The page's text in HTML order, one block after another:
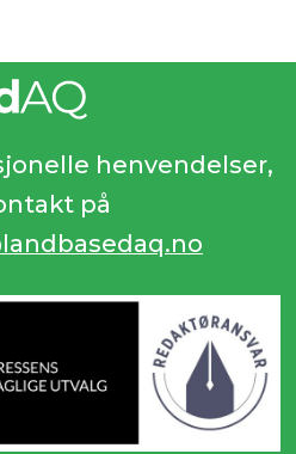
henvendelser,
på